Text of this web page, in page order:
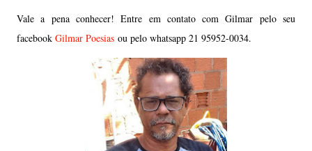
Vale a pena conhecer! Entre em contato com Gilmar pelo seu
facebook Gilmar Poesias ou pelo whatsapp 21 95952-0034.